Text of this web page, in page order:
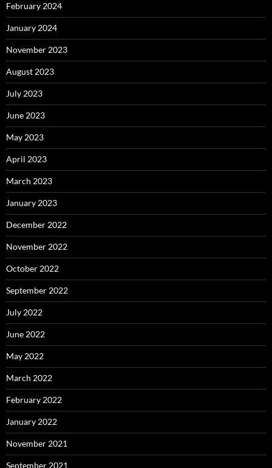
February 2024
January 2024
November 2023
August 2023
July 2023
June 2023
May 2023
April 2023
March 2023
January 2023
December 2022
November 2022
October 2022
September 2022
July 2022
June 2022
May 2022
March 2022
February 2022
January 2022
November 2021
September 2021